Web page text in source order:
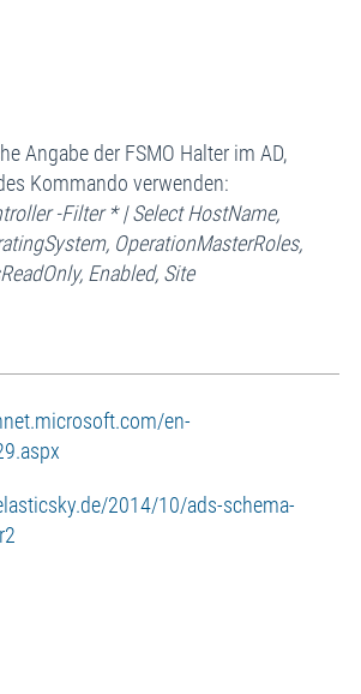
Angabe der FSMO Halter im AD,
Kommando verwenden:
-Filter * | Select HostName,
OperationMasterRoles,
Enabled, Site
en-
2014/10/ads-schema-